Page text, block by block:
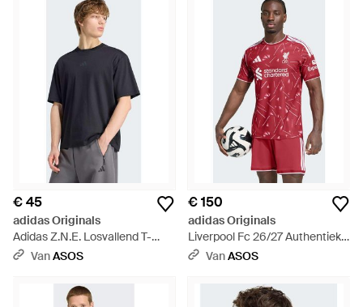
€ 45
adidas Originals
Adidas Z.N.E. Losvallend T-
Shirt - Blauw
VanASOS
€ 150
adidas Originals
Liverpool Fc 26/27 Authentiek
Thuisshirt - Rood
VanASOS